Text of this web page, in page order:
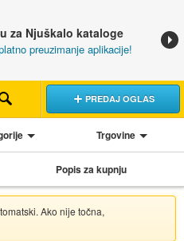
za Njuškalo kataloge
preuzimanje aplikacije!
PREDAJ OGLAS
Trgovine
Popis za kupnju
Ako nije točna,